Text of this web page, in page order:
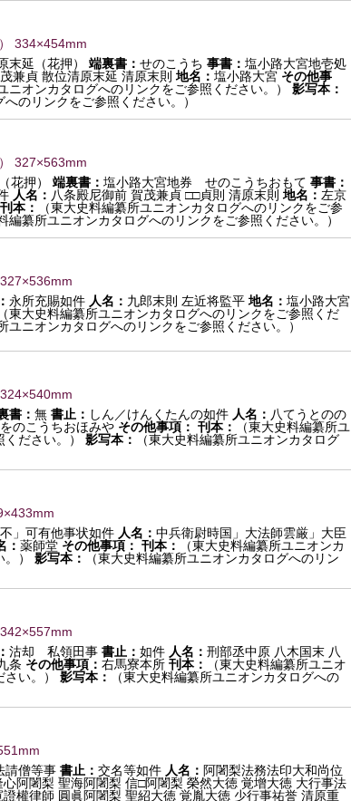
） 334×454mm
末延（花押） 端裏書： せのこうち 事書： 塩小路大宮地壱処
兼貞 散位清原末延 清原末則 地名： 塩小路大宮 その他事
ニオンカタログへのリンクをご参照ください。）
影写本：
のリンクをご参照ください。）
） 327×563mm
花押） 端裏書： 塩小路大宮地券 せのこうちおもて 事書：
人名： 八条殿尼御前 賀茂兼貞 □□貞則 清原末則 地名： 左京
刊本：
（東大史料編纂所ユニオンカタログへのリンクをご参
編纂所ユニオンカタログへのリンクをご参照ください。）
永所充賜如件 人名： 九郎末則 左近将監平 地名： 塩小路大宮
（東大史料編纂所ユニオンカタログへのリンクをご参照くだ
ユニオンカタログへのリンクをご参照ください。）
書： 無 書止： しん／けんくたんの如件 人名： 八てうとのの
をのこうちおほみや その他事項： 刊本：
（東大史料編纂所ユ
ださい。）
影写本：
（東大史料編纂所ユニオンカタログ
不」可有他事状如件 人名： 中兵衛尉時国」大法師雲厳」大臣
： 薬師堂 その他事項： 刊本：
（東大史料編纂所ユニオンカ
）
影写本：
（東大史料編纂所ユニオンカタログへのリン
沽却 私領田事 書止： 如件 人名： 刑部丞中原 八木国末 八
条 その他事項： 右馬寮本所 刊本：
（東大史料編纂所ユニオ
い。）
影写本：
（東大史料編纂所ユニオンカタログへの
請僧等事 書止： 交名等如件 人名： 阿闍梨法務法印大和尚位
阿闍梨 聖海阿闍梨 信□阿闍梨 榮然大徳 覚增大徳 大行事法
權律師 圓眞阿闍梨 聖紹大徳 覚胤大徳 少行事祐誉 清原重